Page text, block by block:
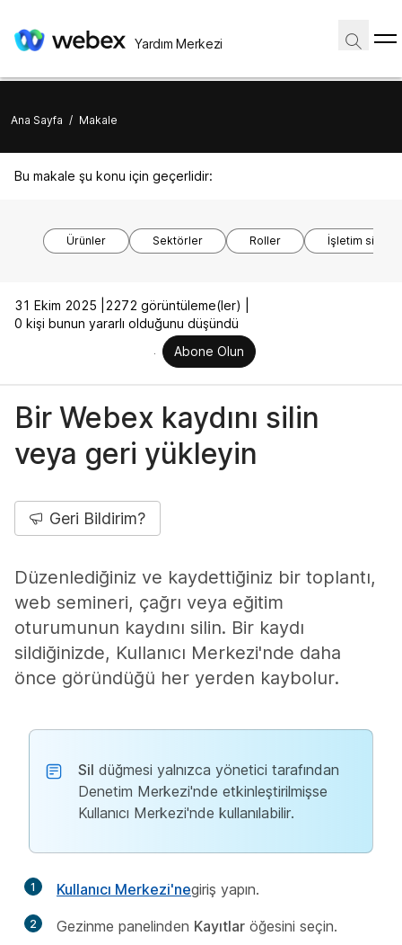
Yardım Merkezi
Ana Sayfa / Makale
Bu makale şu konu için geçerlidir:
Ürünler Sektörler Roller İşletim
31 Ekim 2025 |
2272 görüntüleme(ler) |
0 kişi bunun yararlı olduğunu düşündü
Abone Olun
Bir Webex kaydını silin
veya geri yükleyin
Geri Bildirim?
Düzenlediğiniz ve kaydettiğiniz bir toplantı,
web semineri, çağrı veya eğitim
oturumunun kaydını silin. Bir kaydı
sildiğinizde, Kullanıcı Merkezi'nde daha
önce göründüğü her yerden kaybolur.
Sil düğmesi yalnızca yönetici tarafından
Denetim Merkezi'nde etkinleştirilmişse
Kullanıcı Merkezi'nde kullanılabilir.
1 Kullanıcı Merkezi'negiriş yapın.
2 Gezinme panelinden Kayıtlar öğesini seçin.